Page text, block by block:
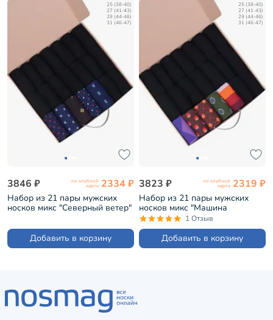
25 (38-40)
27 (41-43)
29 (44-46)
31 (46-47)
3846 ₽ по клубной
карте 2334 ₽
Набор из 21 пары мужских
носков микс "Северный ветер"
Добавить в корзину
25 (38-40)
27 (41-43)
29 (44-46)
31 (46-47)
3823 ₽ по клубной
карте 2319 ₽
Набор из 21 пары мужских
носков микс "Машина
времени" (НС-21-201)
1 Отзыв
Добавить в корзину